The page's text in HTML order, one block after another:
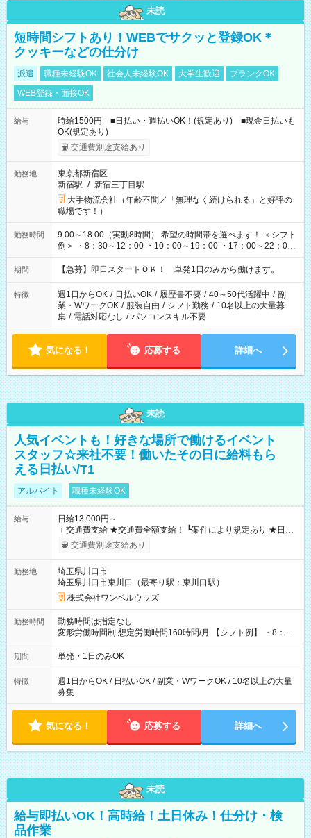
未読
短時間シフトあり！WEBでサクッと登録OK＊
クッキーなどの仕分け
派遣 職種未経験OK 社会人未経験OK 大学生歓迎
ブランクOK
WEB登録・面接OK
給与
時給1500円 ■日払い・週払いOK！(規定あり) ■現金日払いも
OK(規定あり)
交通費別途支給あり
勤務地
東京都新宿区
新宿駅 / 新宿三丁目駅
大手物流会社（年齢不問／「無理なく続けられる」と好評の
職場です！）
勤務時間
9:00～18:00（実動8時間） 希望の時間帯を選べます！ ＜シフト
例＞ ・8：30～12：00 ・10：00～19：00 ・17：00～22：00
・13：00～22：00 ・22：00～翌6：00 など
期間 【急募】即日スタートＯＫ！ 単発1日のみから働けます。
特徴 週1日からOK / 日払いOK / 履歴書不要 / 40～50代活躍中 / 副
業・WワークOK / 服装自由 / シフト勤務 / 10名以上の大量募
集 / 電話対応なし / パソコンスキル不要
気になる！ 応募する 詳細へ
未読
人気イベントも！好きな場所で働けるイベント
スタッフ☆来社不要！働いたその日に給料もら
える日払い/T1
アルバイト 職種未経験OK
給与
日給13,000円～
＋交通費支給 ★交通費全額支給！ ┗案件により規定あり ★日払
いOK！（規定あり） ┗働いたその日に現金GET♪ お仕事後はコ
ンビニATMから 日払い分を引き落とせます！ 【試用期間】試
交通費別途支給あり
勤務地
埼玉県川口市
埼玉県川口市東川口（最寄り駅：東川口駅）
株式会社ワンベルウッズ
勤務時間
勤務時間は指定なし
変形労働時間制 想定労働時間160時間/月 【シフト例】 ・8：00
～21：00
期間 単発・1日のみOK
特徴
週1日からOK / 日払いOK / 副業・WワークOK / 10名以上の大量
募集
気になる！ 応募する 詳細へ
未読
給与即払いOK！高時給！土日休み！仕分け・検
品作業